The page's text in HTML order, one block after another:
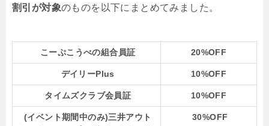
割引が対象のものを以下にまとめてみました。
こーぷこうべの組合員証 20%OFF
デイリーPlus 10%OFF
タイムズクラブ会員証 10%OFF
(イベント期間中のみ)三井アウト
30%OFF